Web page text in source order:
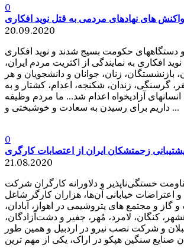
0
واکنش های نهادهای مردمی به قتل نوید افکاری
20.09.2020
و دستگاههای حکومت بسیج شدند و نوید افکاری
افکاری به نمایندگی از اکثریت مردم ایران،
بازنشستگان، زنان، جوانان و دانشجویان و هر
گرسنگی، زندان، شکنجه، اعدام، کشتار و به
انسانهای آزادیخواه اعدام شد... ما مردم وظیفه
داریم برای رسیدن به سعادت و خوشبختی و ...
0
زحمتشکان ایران از اعتصابات کارگری
21.08.2020
خستگی‌ناپذیر و دلاورانه کارگران شرکت
اعتراضات خیابانی آن‌ها، هزاران کارگر شاغل
گاز و مجتمع های پتروشیمی در اهواز، آبادان،
کنگان، لامرد، مُهر، جفیر و دشت‌آزادگان،
و شرکت نصب نیرو در اردبیل و همین طور